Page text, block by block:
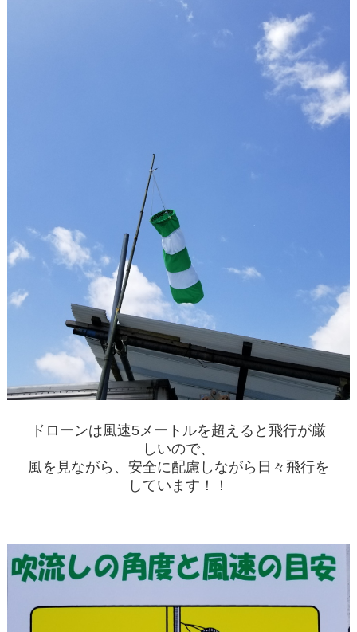
ドローンは風速5メートルを超えると飛行が厳
しいので、
風を見ながら、安全に配慮しながら日々飛行を
しています！！